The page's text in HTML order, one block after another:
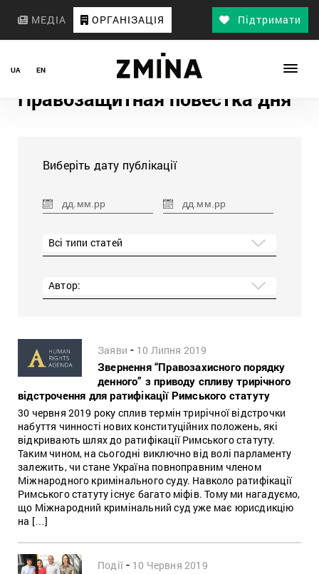
МЕДІА ОРГАНІЗАЦІЯ Підтримати
UA EN
Правозащитная повестка дня
Заяви - 10 Липня 2019
Звернення “Правозахисного порядку
денного” з приводу спливу трирічного
відстрочення для ратифікації Римського статуту
30 червня 2019 року сплив термін трирічної відстрочки
набуття чинності нових конституційних положень, які
відкривають шлях до ратифікації Римського статуту.
Таким чином, на сьогодні виключно від волі парламенту
залежить, чи стане Україна повноправним членом
Міжнародного кримінального суду. Навколо ратифікації
Римського статуту існує багато міфів. Тому ми нагадуємо,
що Міжнародний кримінальний суд уже має юрисдикцію
на […]
Події - 10 Червня 2019
Виберіть дату публікації
Всі типи статей
Автор: